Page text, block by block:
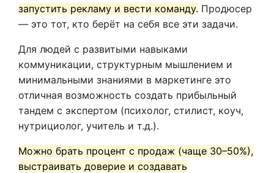
запустить рекламу и вести команду. Продюсер
— это тот, кто берёт на себя все эти задачи.
Для людей с развитыми навыками
коммуникации, структурным мышлением и
минимальными знаниями в маркетинге это
отличная возможность создать прибыльный
тандем с экспертом (психолог, стилист, коуч,
нутрициолог, учитель и т.д.).
Можно брать процент с продаж (чаще 30–50%),
выстраивать доверие и создавать